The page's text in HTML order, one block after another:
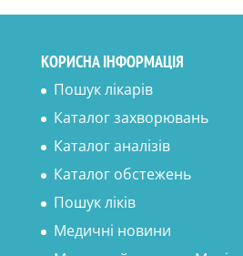
КОРИСНА ІНФОРМАЦІЯ
Пошук лікарів
Каталог захворювань
Каталог аналізів
Каталог обстежень
Пошук ліків
Медичні новини